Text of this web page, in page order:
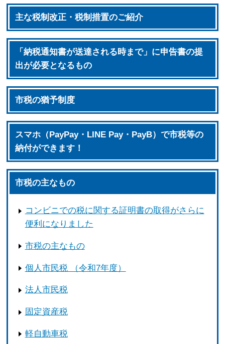
主な税制改正・税制措置のご紹介
「納税通知書が送達される時まで」に申告書の提
出が必要となるもの
市税の猶予制度
スマホ（PayPay・LINE Pay・PayB）で市税等の
納付ができます！
市税の主なもの
コンビニでの税に関する証明書の取得がさらに
便利になりました
市税の主なもの
個人市民税 （令和7年度）
法人市民税
固定資産税
軽自動車税